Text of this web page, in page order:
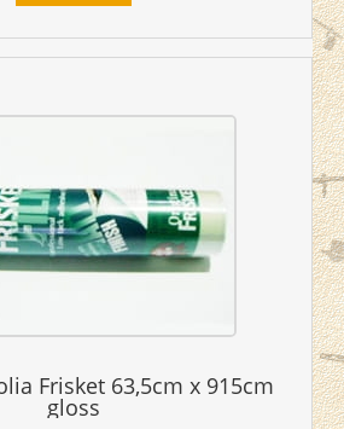
Frisket 63,5cm x 915cm
gloss